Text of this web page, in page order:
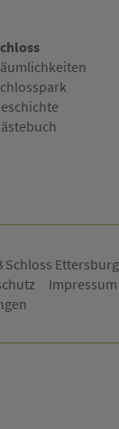
Schloss Ettersburg
Impressum